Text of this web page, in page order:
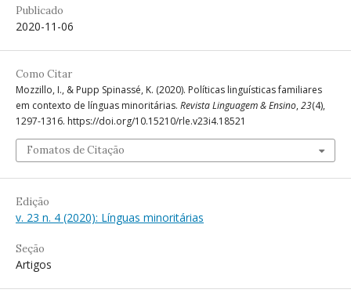
Publicado
2020-11-06
Como Citar
Mozzillo, I., & Pupp Spinassé, K. (2020). Políticas linguísticas familiares
em contexto de línguas minoritárias. Revista Linguagem & Ensino, 23(4),
1297-1316. https://doi.org/10.15210/rle.v23i4.18521
Fomatos de Citação
Edição
v. 23 n. 4 (2020): Línguas minoritárias
Seção
Artigos